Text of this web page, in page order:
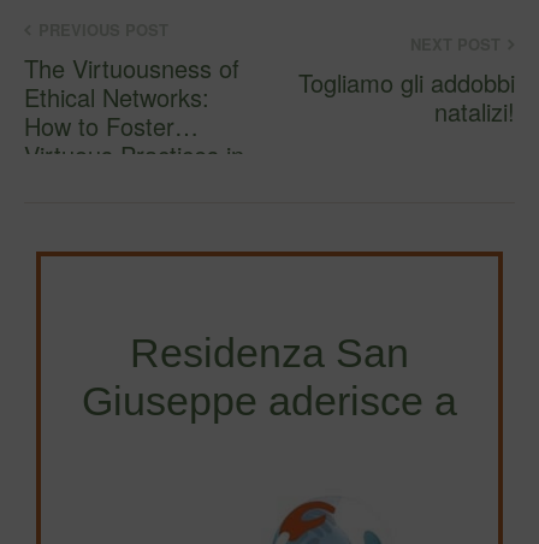
The Virtuousness of
Ethical Networks:
How to Foster
Virtuous Practices in
Togliamo gli addobbi
natalizi!
Residenza San
Giuseppe aderisce a